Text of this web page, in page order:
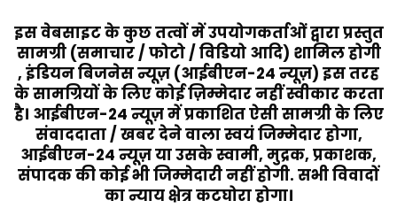
इस वेबसाइट के कुछ तत्वों में उपयोगकर्ताओं द्वारा प्रस्तुत
सामग्री (समाचार / फोटो / विडियो आदि) शामिल होगी
, इंडियन बिजनेस न्यूज़ (आईबीएन-24 न्यूज़) इस तरह
के सामग्रियों के लिए कोई ज़िम्मेदार नहीं स्वीकार करता
है। आईबीएन-24 न्यूज़ में प्रकाशित ऐसी सामग्री के लिए
संवाददाता / खबर देने वाला स्वयं जिम्मेदार होगा,
आईबीएन-24 न्यूज़ या उसके स्वामी, मुद्रक, प्रकाशक,
संपादक की कोई भी जिम्मेदारी नहीं होगी. सभी विवादों
का न्याय क्षेत्र कटघोरा होगा।